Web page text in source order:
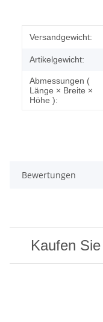
Wert
Versandgewicht:
Artikelgewicht:
Abmessungen (
Länge × Breite ×
Höhe ):
Bewertungen
Kaufen